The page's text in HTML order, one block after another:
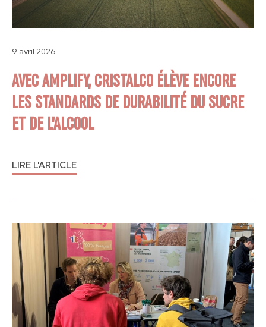
9 avril 2026
AVEC AMPLIFY, CRISTALCO ÉLÈVE ENCORE
LES STANDARDS DE DURABILITÉ DU SUCRE
ET DE L’ALCOOL
LIRE L'ARTICLE